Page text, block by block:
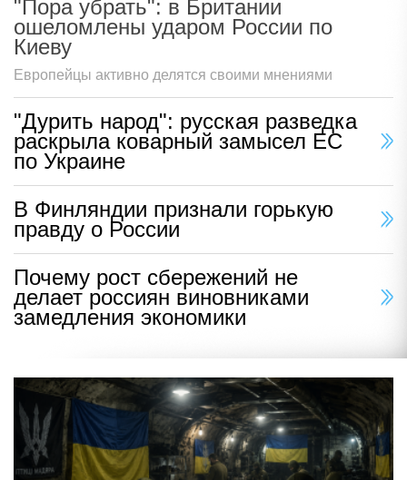
"Пора убрать": в Британии
ошеломлены ударом России по
Киеву
Европейцы активно делятся своими мнениями
"Дурить народ": русская разведка
раскрыла коварный замысел ЕС
по Украине
В Финляндии признали горькую
правду о России
Почему рост сбережений не
делает россиян виновниками
замедления экономики